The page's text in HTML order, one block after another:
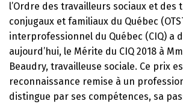
l’Ordre des travailleurs sociaux et des
conjugaux et familiaux du Québec
interprofessionnel du Québec (CIQ) a
aujourd’hui, le Mérite du CIQ 2018 à
Beaudry, travailleuse sociale. Ce prix
reconnaissance remise à un
distingue par ses compétences, sa